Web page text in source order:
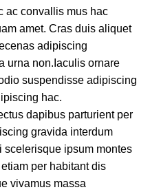
ac convallis mus hac
amet. Cras duis aliquet
adipiscing
urna non.Iaculis ornare
suspendisse adipiscing
hac.
dapibus parturient per
gravida interdum
scelerisque ipsum montes
per habitant dis
vivamus massa